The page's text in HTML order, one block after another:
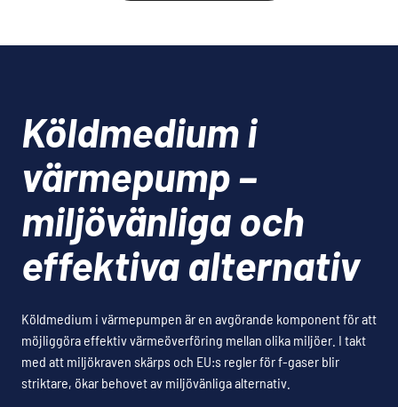
Köldmedium i
värmepump –
miljövänliga och
effektiva alternativ
Köldmedium i värmepumpen är en avgörande komponent för att
möjliggöra effektiv värmeöverföring mellan olika miljöer. I takt
med att miljökraven skärps och EU:s regler för f-gaser blir
striktare, ökar behovet av miljövänliga alternativ.